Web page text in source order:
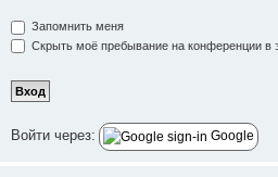
Запомнить меня
Скрыть моё пребывание на конференции в
Войти через: Google